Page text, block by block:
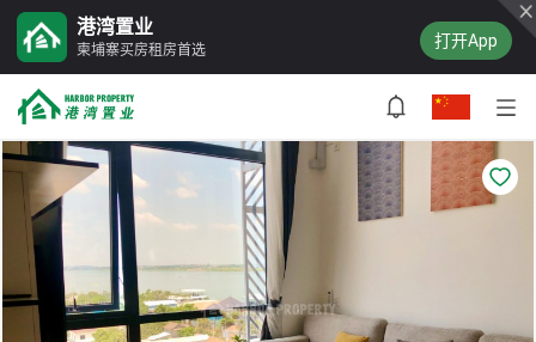
港湾置业
柬埔寨买房租房首选 打开App